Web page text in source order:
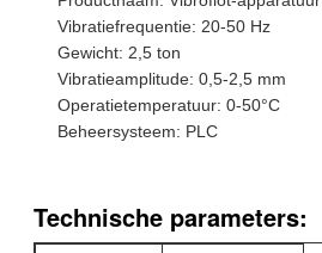
Vibratiefrequentie: 20-50 Hz
Gewicht: 2,5 ton
Vibratieamplitude: 0,5-2,5 mm
Operatietemperatuur: 0-50°C
Beheersysteem: PLC
Technische parameters: